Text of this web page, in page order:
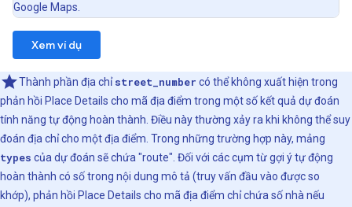
Google Maps.
Xem ví dụ
Thành phần địa chỉstreet_number có thể không xuất hiện trong
phản hồi Place Details cho mã địa điểm trong một số kết quả dự đoán
tính năng tự động hoàn thành. Điều này thường xảy ra khi không thể suy
đoán địa chỉ cho một địa điểm. Trong những trường hợp này, mảng
types của dự đoán sẽ chứa "route". Đối với các cụm từ gợi ý tự động
hoàn thành có số trong nội dung mô tả (truy vấn đầu vào được so
khớp), phản hồi Place Details cho mã địa điểm chỉ chứa số nhà nếu